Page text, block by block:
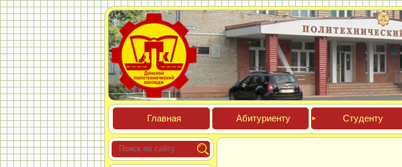
Глав­ная Аби­тури­ен­ту Сту­ден­ту